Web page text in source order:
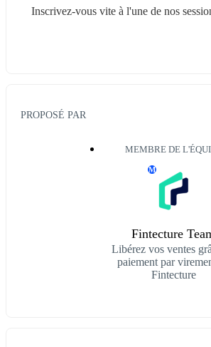
Inscrivez-vous vite à l'une de nos
PROPOSÉ PAR
MEMBRE DE
M
Fintecture
Libérez vos ventes
paiement par
Fintecture